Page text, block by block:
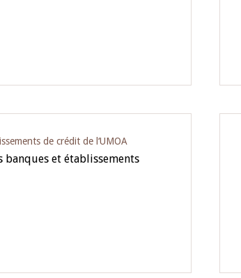
de crédit de l‘UMOA
banques et établissements